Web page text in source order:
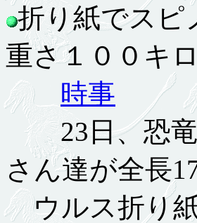
折り紙でスピ
重さ１００キ
時事
23日、恐竜
さん達が全長
ウルス折り紙